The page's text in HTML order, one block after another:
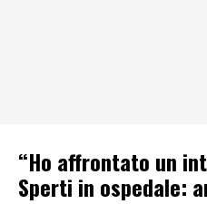
“Ho affrontato un
Sperti in ospedale: